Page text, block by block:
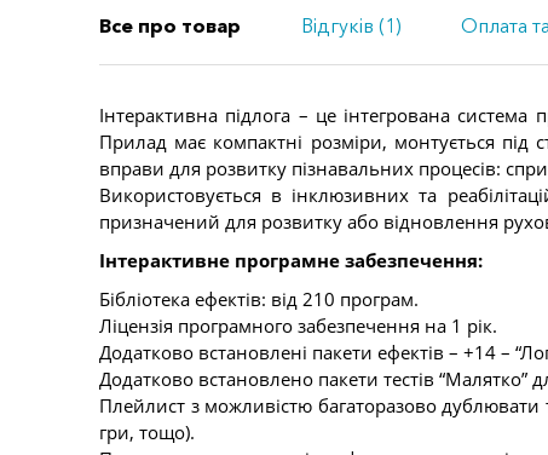
Все про товар Відгуків (1) Оплата
Інтерактивна підлога – це інтегрована
Прилад має компактні розміри, монтується під
вправи для розвитку пізнавальних процесів:
Використовується в інклюзивних та
призначений для розвитку або відновлення
Інтерактивне програмне забезпечення:
Бібліотека ефектів: від 210 програм.
Ліцензія програмного забезпечення на 1 рік.
Додатково встановлені пакети ефектів – +14 –
Додатково встановлено пакети тестів “Малятко”
Плейлист з можливістю багаторазово дублювати
гри, тощо).